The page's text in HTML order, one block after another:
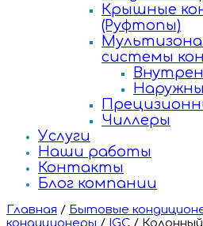
Крышные
(Руфтопы)
системы
Чиллеры
Услуги
Наши работы
Контакты
Блог компании
Главная / Бытовые
кондиционеры / IGC /